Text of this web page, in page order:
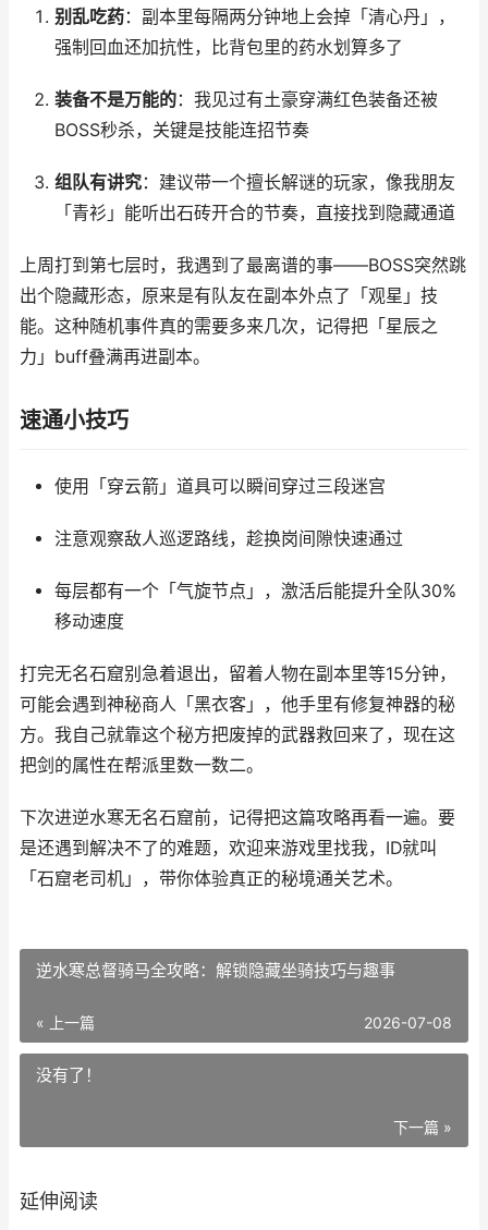
别乱吃药：副本里每隔两分钟地上会掉「清心丹」，
强制回血还加抗性，比背包里的药水划算多了
装备不是万能的：我见过有土豪穿满红色装备还被
BOSS秒杀，关键是技能连招节奏
组队有讲究：建议带一个擅长解谜的玩家，像我朋友
「青衫」能听出石砖开合的节奏，直接找到隐藏通道
上周打到第七层时，我遇到了最离谱的事——BOSS突然跳
出个隐藏形态，原来是有队友在副本外点了「观星」技
能。这种随机事件真的需要多来几次，记得把「星辰之
力」buff叠满再进副本。
速通小技巧
使用「穿云箭」道具可以瞬间穿过三段迷宫
注意观察敌人巡逻路线，趁换岗间隙快速通过
每层都有一个「气旋节点」，激活后能提升全队30%
移动速度
打完无名石窟别急着退出，留着人物在副本里等15分钟，
可能会遇到神秘商人「黑衣客」，他手里有修复神器的秘
方。我自己就靠这个秘方把废掉的武器救回来了，现在这
把剑的属性在帮派里数一数二。
下次进逆水寒无名石窟前，记得把这篇攻略再看一遍。要
是还遇到解决不了的难题，欢迎来游戏里找我，ID就叫
「石窟老司机」，带你体验真正的秘境通关艺术。
逆水寒总督骑马全攻略：解锁隐藏坐骑技巧与趣事
« 上一篇 2026-07-08
没有了！
下一篇 »
延伸阅读